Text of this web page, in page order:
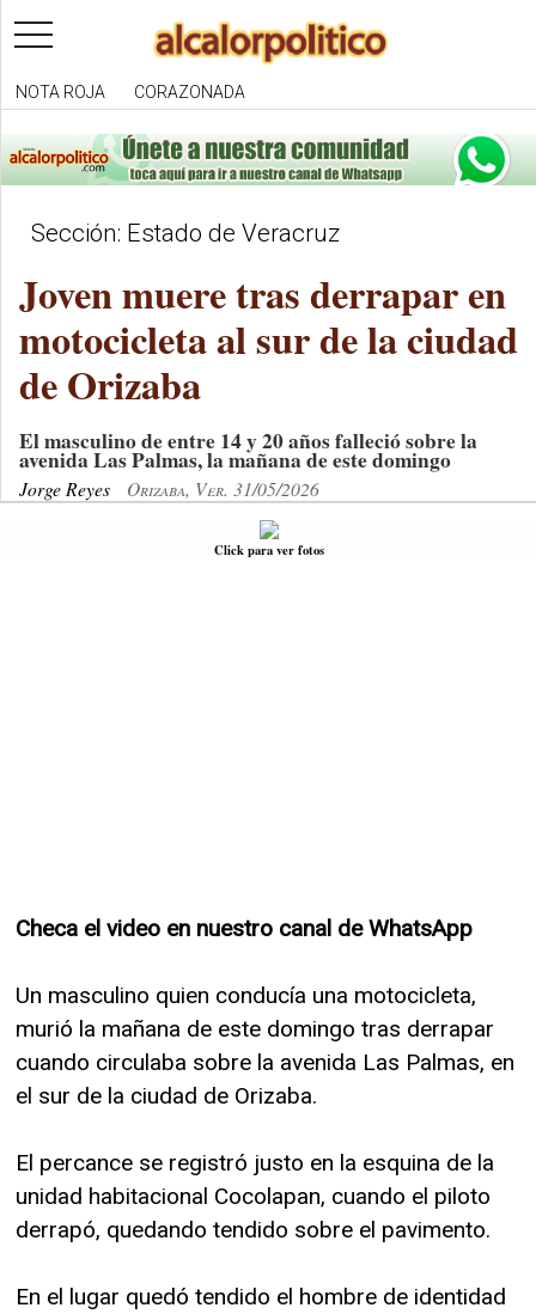
toggle
navigation
NOTA ROJA CORAZONADA
Sección: Estado de Veracruz
Joven muere tras derrapar en
motocicleta al sur de la ciudad
de Orizaba
El masculino de entre 14 y 20 años falleció sobre la
avenida Las Palmas, la mañana de este domingo
Jorge Reyes Orizaba, Ver. 31/05/2026
Click para ver fotos
Checa el video en nuestro canal de WhatsApp
Un masculino quien conducía una motocicleta,
murió la mañana de este domingo tras derrapar
cuando circulaba sobre la avenida Las Palmas, en
el sur de la ciudad de Orizaba.
El percance se registró justo en la esquina de la
unidad habitacional Cocolapan, cuando el piloto
derrapó, quedando tendido sobre el pavimento.
En el lugar quedó tendido el hombre de identidad